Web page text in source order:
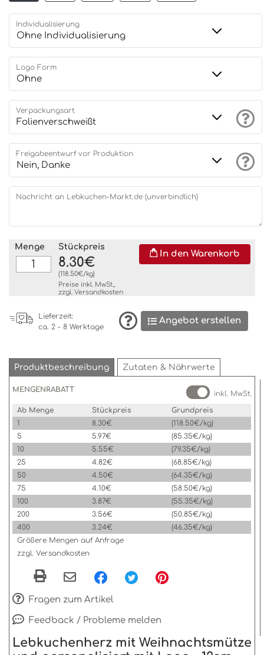
Individualisierung
Logo Form
Verpackungsart
Freigabeentwurf vor Produktion
Nachricht an Lebkuchen-Markt.de (unverbindlich)
Menge Stückpreis
8.30€
(118.50€/kg)
Preise inkl. MwSt.,
zzgl. Versandkosten
In den Warenkorb
Lieferzeit:
ca. 2 - 8 Werktage
Angebot erstellen
Produktbeschreibung Zutaten & Nährwerte
MENGENRABATT
inkl. MwSt.
Ab Menge
Stückpreis
Grundpreis
1
8.30€
(118.50€/kg)
5
5.97€
(85.35€/kg)
10
5.55€
(79.35€/kg)
25
4.82€
(68.85€/kg)
50
4.50€
(64.35€/kg)
75
4.10€
(58.50€/kg)
100
3.87€
(55.35€/kg)
200
3.56€
(50.85€/kg)
400
3.24€
(46.35€/kg)
Größere Mengen auf Anfrage
zzgl. Versandkosten
Fragen zum Artikel
Feedback / Probleme melden
Lebkuchenherz mit Weihnachtsmütze